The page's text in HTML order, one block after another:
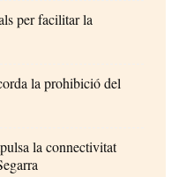
per facilitar la
la prohibició del
la connectivitat